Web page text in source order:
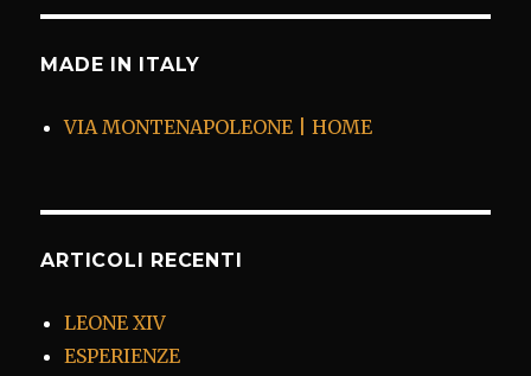
MADE IN ITALY
VIA MONTENAPOLEONE | HOME
ARTICOLI RECENTI
LEONE XIV
ESPERIENZE